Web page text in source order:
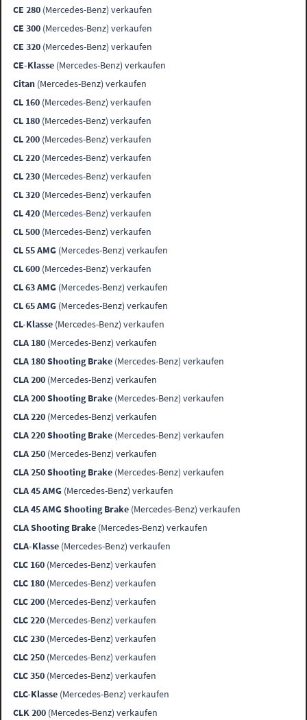
CE 280 (Mercedes-Benz) verkaufen
CE 300 (Mercedes-Benz) verkaufen
CE 320 (Mercedes-Benz) verkaufen
CE-Klasse (Mercedes-Benz) verkaufen
Citan (Mercedes-Benz) verkaufen
CL 160 (Mercedes-Benz) verkaufen
CL 180 (Mercedes-Benz) verkaufen
CL 200 (Mercedes-Benz) verkaufen
CL 220 (Mercedes-Benz) verkaufen
CL 230 (Mercedes-Benz) verkaufen
CL 320 (Mercedes-Benz) verkaufen
CL 420 (Mercedes-Benz) verkaufen
CL 500 (Mercedes-Benz) verkaufen
CL 55 AMG (Mercedes-Benz) verkaufen
CL 600 (Mercedes-Benz) verkaufen
CL 63 AMG (Mercedes-Benz) verkaufen
CL 65 AMG (Mercedes-Benz) verkaufen
CL-Klasse (Mercedes-Benz) verkaufen
CLA 180 (Mercedes-Benz) verkaufen
CLA 180 Shooting Brake (Mercedes-Benz) verkaufen
CLA 200 (Mercedes-Benz) verkaufen
CLA 200 Shooting Brake (Mercedes-Benz) verkaufen
CLA 220 (Mercedes-Benz) verkaufen
CLA 220 Shooting Brake (Mercedes-Benz) verkaufen
CLA 250 (Mercedes-Benz) verkaufen
CLA 250 Shooting Brake (Mercedes-Benz) verkaufen
CLA 45 AMG (Mercedes-Benz) verkaufen
CLA 45 AMG Shooting Brake (Mercedes-Benz) verkaufen
CLA Shooting Brake (Mercedes-Benz) verkaufen
CLA-Klasse (Mercedes-Benz) verkaufen
CLC 160 (Mercedes-Benz) verkaufen
CLC 180 (Mercedes-Benz) verkaufen
CLC 200 (Mercedes-Benz) verkaufen
CLC 220 (Mercedes-Benz) verkaufen
CLC 230 (Mercedes-Benz) verkaufen
CLC 250 (Mercedes-Benz) verkaufen
CLC 350 (Mercedes-Benz) verkaufen
CLC-Klasse (Mercedes-Benz) verkaufen
CLK 200 (Mercedes-Benz) verkaufen